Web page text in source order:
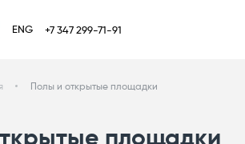
ENG +7 347 299-71-91
Полы и открытые площадки
площадки